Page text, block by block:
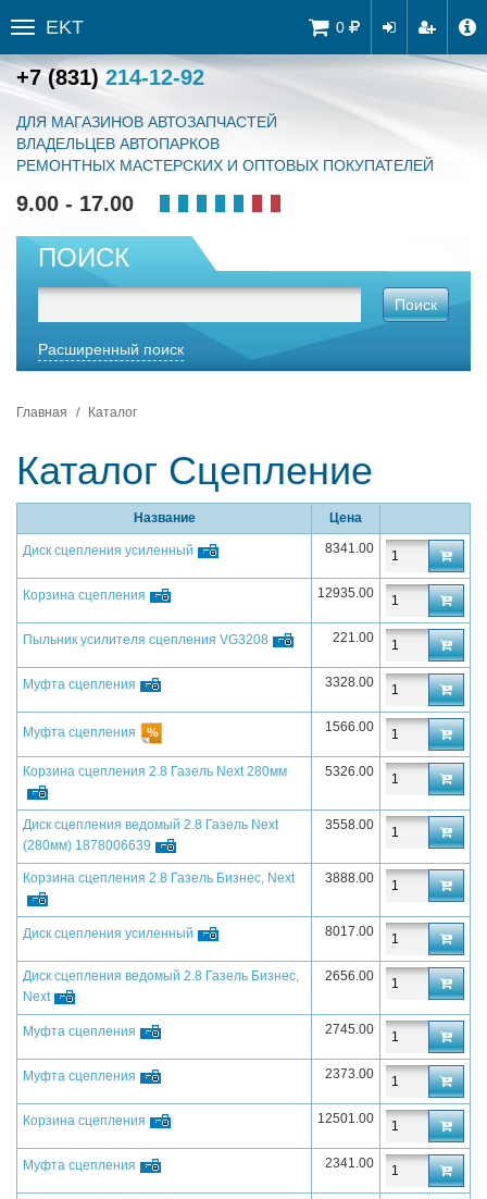
0
Toggle
sidebar
EKT
+7 (831) 214-12-92
ДЛЯ МАГАЗИНОВ АВТОЗАПЧАСТЕЙ
ВЛАДЕЛЬЦЕВ АВТОПАРКОВ
РЕМОНТНЫХ МАСТЕРСКИХ И ОПТОВЫХ ПОКУПАТЕЛЕЙ
9.00 - 17.00
ПОИСК
Поиск
Расширенный поиск
Главная Каталог
Каталог Сцепление
Название Цена
Диск сцепления усиленный 8341.00
Корзина сцепления 12935.00
Пыльник усилителя сцепления VG3208 221.00
Муфта сцепления 3328.00
Муфта сцепления 1566.00
Корзина сцепления 2.8 Газель Next 280мм 5326.00
Диск сцепления ведомый 2.8 Газель Next
(280мм) 1878006639
3558.00
Корзина сцепления 2.8 Газель Бизнес, Next 3888.00
Диск сцепления усиленный 8017.00
Диск сцепления ведомый 2.8 Газель Бизнес,
Next
2656.00
Муфта сцепления 2745.00
Муфта сцепления 2373.00
Корзина сцепления 12501.00
Муфта сцепления 2341.00